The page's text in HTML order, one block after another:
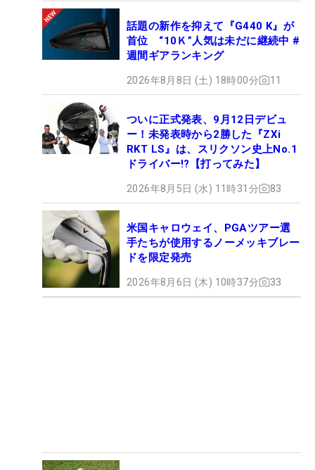
話題の新作を抑えて『G440 K』が
首位 “10Ｋ”人気は未だに継続中 #
週間ギアランキング
2026年8月8日 (土) 18時00分 11
ついに正式発表、9月12日デビュ
ー！未発表時から2勝した『ZXi
RKT LS』は、スリクソン史上No.1
ドライバー!?【打ってみた】
2026年8月5日 (水) 11時31分 83
米国キャロウェイ、PGAツアー選
手たちが使用するノーメッキブレー
ドを限定発売
2026年8月6日 (木) 10時37分 33